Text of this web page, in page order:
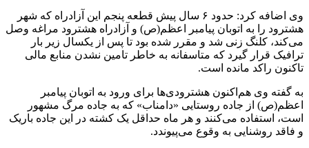
وی اضافه کرد: حدود ۶ سال پیش قطعه پنجم این آزادراه که شهر
هشترود را به اتوبان پیامبر اعظم(ص) و آزادراه هشترود مراغه وصل
می‌کند، کلنگ زنی شد و مقرر شده بود تا پس از یکسال زیر بار
ترافیک قرار گیرد که متاسفانه به خاطر تامین نشدن منابع مالی
تاکنون راکد مانده است.
به گفته وی هم‌اکنون هشترودی‌ها برای ورود به اتوبان پیامبر
اعظم(ص) از جاده روستایی «دامناب» که به جاده مرگ مشهور
است، استفاده می‌کنند و هر ماه حداقل یک کشته در این جاده باریک
و فاقد روشنایی به وقوع می‌پیوندد.